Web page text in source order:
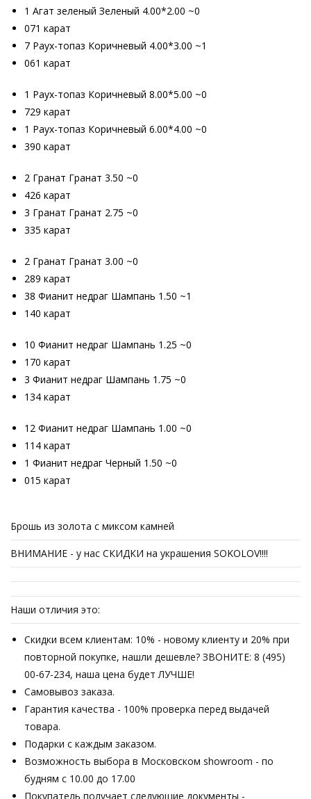
1 Агат зеленый Зеленый 4.00*2.00 ~0
071 карат
7 Раух-топаз Коричневый 4.00*3.00 ~1
061 карат
1 Раух-топаз Коричневый 8.00*5.00 ~0
729 карат
1 Раух-топаз Коричневый 6.00*4.00 ~0
390 карат
2 Гранат Гранат 3.50 ~0
426 карат
3 Гранат Гранат 2.75 ~0
335 карат
2 Гранат Гранат 3.00 ~0
289 карат
38 Фианит недраг Шампань 1.50 ~1
140 карат
10 Фианит недраг Шампань 1.25 ~0
170 карат
3 Фианит недраг Шампань 1.75 ~0
134 карат
12 Фианит недраг Шампань 1.00 ~0
114 карат
1 Фианит недраг Черный 1.50 ~0
015 карат
Брошь из золота с миксом камней
ВНИМАНИЕ - у нас СКИДКИ на украшения SOKOLOV!!!!
Наши отличия это:
Скидки всем клиентам: 10% - новому клиенту и 20% при
повторной покупке, нашли дешевле? ЗВОНИТЕ: 8 (495)
00-67-234, наша цена будет ЛУЧШЕ!
Самовывоз заказа.
Гарантия качества - 100% проверка перед выдачей
товара.
Подарки с каждым заказом.
Возможность выбора в Московском showroom - по
будням с 10.00 до 17.00
Покупатель получает следующие документы -